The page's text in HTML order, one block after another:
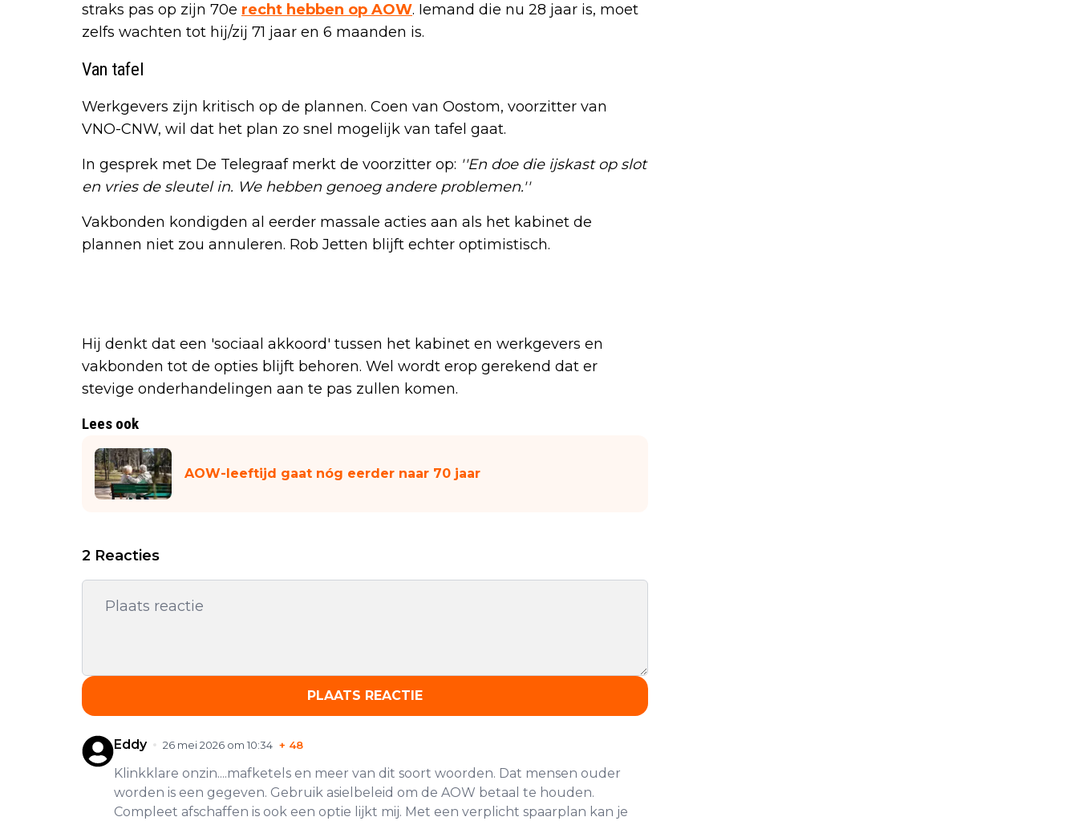
straks pas op zijn 70e recht hebben op AOW. Iemand die nu 28 jaar is, moet
zelfs wachten tot hij/zij 71 jaar en 6 maanden is.
Van tafel
Werkgevers zijn kritisch op de plannen. Coen van Oostom, voorzitter van
VNO-CNW, wil dat het plan zo snel mogelijk van tafel gaat.
In gesprek met De Telegraaf merkt de voorzitter op: ''En doe die ijskast op slot
en vries de sleutel in. We hebben genoeg andere problemen.''
Vakbonden kondigden al eerder massale acties aan als het kabinet de
plannen niet zou annuleren. Rob Jetten blijft echter optimistisch.
Hij denkt dat een 'sociaal akkoord' tussen het kabinet en werkgevers en
vakbonden tot de opties blijft behoren. Wel wordt erop gerekend dat er
stevige onderhandelingen aan te pas zullen komen.
Lees ook
AOW-leeftijd gaat nóg eerder naar 70 jaar
2 Reacties
PLAATS REACTIE
Eddy 26 mei 2026 om 10:34 + 48
Klinkklare onzin....mafketels en meer van dit soort woorden. Dat mensen ouder
worden is een gegeven. Gebruik asielbeleid om de AOW betaal te houden.
Compleet afschaffen is ook een optie lijkt mij. Met een verplicht spaarplan kan je